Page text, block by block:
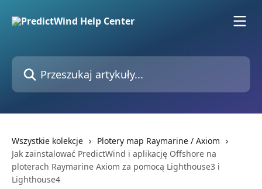
Przeszukaj artykuły...
Wszystkie kolekcje
Plotery map Raymarine / Axiom
Jak zainstalować PredictWind i aplikację Offshore na
ploterach Raymarine Axiom za pomocą Lighthouse3 i
Lighthouse4